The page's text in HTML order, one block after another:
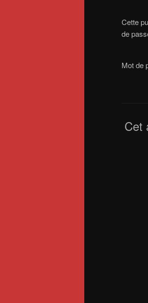
Cette
de
Mot de
Cet